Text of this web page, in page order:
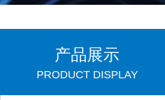
产品展示
PRODUCT DISPLAY